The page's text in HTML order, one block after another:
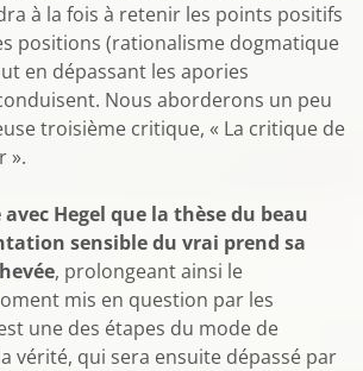
à la fois à retenir les points positifs
positions (rationalisme dogmatique
en dépassant les apories
Nous aborderons un peu
troisième critique, « La critique de
».
avec Hegel que la thèse du beau
sensible du vrai prend sa
, prolongeant ainsi le
mis en question par les
une des étapes du mode de
vérité, qui sera ensuite dépassé par